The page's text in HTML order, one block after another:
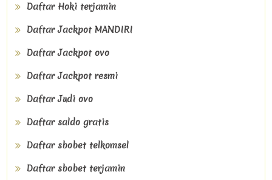
Daftar Hoki terjamin
Daftar Jackpot MANDIRI
Daftar Jackpot ovo
Daftar Jackpot resmi
Daftar Judi ovo
Daftar saldo gratis
Daftar sbobet telkomsel
Daftar sbobet terjamin